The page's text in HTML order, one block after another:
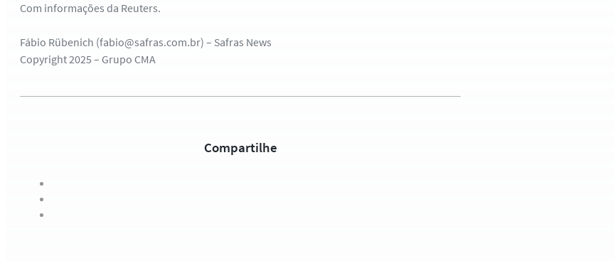
Com informações da Reuters.
Fábio Rübenich (fabio@safras.com.br) – Safras News
Copyright 2025 – Grupo CMA
Compartilhe